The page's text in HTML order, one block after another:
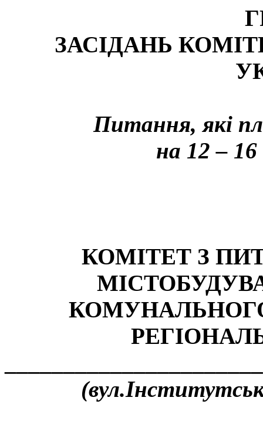
ЗАСІДАНЬ
Питання, які
на 12 – 16
КОМІТЕТ З